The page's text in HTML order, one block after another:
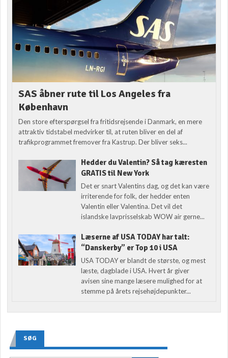
SAS åbner rute til Los Angeles fra
København
Den store efterspørgsel fra fritidsrejsende i Danmark, en mere
attraktiv tidstabel medvirker til, at ruten bliver en del af
trafikprogrammet fremover fra Kastrup. Der bliver seks...
Hedder du Valentin? Så tag kæresten
GRATIS til New York
Det er snart Valentins dag, og det kan være
irriterende for folk, der hedder enten
Valentin eller Valentina. Det vil det
islandske lavprisselskab WOW air gerne...
Læserne af USA TODAY har talt:
“Danskerby” er Top 10 i USA
USA TODAY er blandt de største, og mest
læste, dagblade i USA. Hvert år giver
avisen sine mange læsere mulighed for at
stemme på årets rejsehøjdepunkter...
SØG